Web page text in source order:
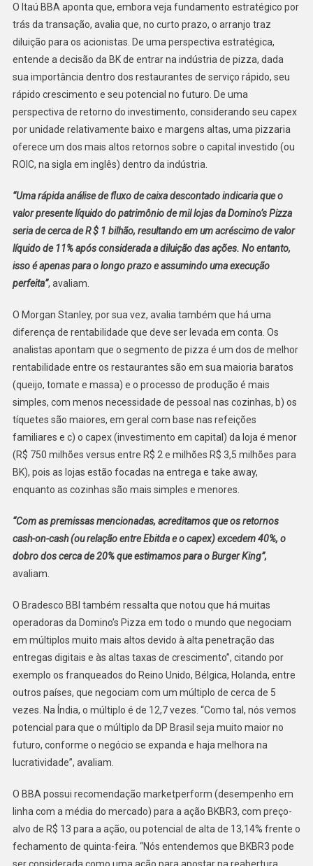
O Itaú BBA aponta que, embora veja fundamento estratégico por
trás da transação, avalia que, no curto prazo, o arranjo traz
diluição para os acionistas. De uma perspectiva estratégica,
entende a decisão da BK de entrar na indústria de pizza, dada
sua importância dentro dos restaurantes de serviço rápido, seu
rápido crescimento e seu potencial no futuro. De uma
perspectiva de retorno do investimento, considerando seu capex
por unidade relativamente baixo e margens altas, uma pizzaria
oferece um dos mais altos retornos sobre o capital investido (ou
ROIC, na sigla em inglês) dentro da indústria.
“Uma rápida análise de fluxo de caixa descontado indicaria que o
valor presente líquido do patrimônio de mil lojas da Domino’s Pizza
seria de cerca de R $ 1 bilhão, resultando em um acréscimo de valor
líquido de 11% após considerada a diluição das ações. No entanto,
isso é apenas para o longo prazo e assumindo uma execução
perfeita”, avaliam.
O Morgan Stanley, por sua vez, avalia também que há uma
diferença de rentabilidade que deve ser levada em conta. Os
analistas apontam que o segmento de pizza é um dos de melhor
rentabilidade entre os restaurantes são em sua maioria baratos
(queijo, tomate e massa) e o processo de produção é mais
simples, com menos necessidade de pessoal nas cozinhas, b) os
tíquetes são maiores, em geral com base nas refeições
familiares e c) o capex (investimento em capital) da loja é menor
(R$ 750 milhões versus entre R$ 2 e milhões R$ 3,5 milhões para
BK), pois as lojas estão focadas na entrega e take away,
enquanto as cozinhas são mais simples e menores.
“Com as premissas mencionadas, acreditamos que os retornos
cash-on-cash (ou relação entre Ebitda e o capex) excedem 40%, o
dobro dos cerca de 20% que estimamos para o Burger King”,
avaliam.
O Bradesco BBI também ressalta que notou que há muitas
operadoras da Domino’s Pizza em todo o mundo que negociam
em múltiplos muito mais altos devido à alta penetração das
entregas digitais e às altas taxas de crescimento”, citando por
exemplo os franqueados do Reino Unido, Bélgica, Holanda, entre
outros países, que negociam com um múltiplo de cerca de 5
vezes. Na Índia, o múltiplo é de 12,7 vezes. “Como tal, nós vemos
potencial para que o múltiplo da DP Brasil seja muito maior no
futuro, conforme o negócio se expanda e haja melhora na
lucratividade”, avaliam.
O BBA possui recomendação marketperform (desempenho em
linha com a média do mercado) para a ação BKBR3, com preço-
alvo de R$ 13 para a ação, ou potencial de alta de 13,14% frente o
fechamento de quinta-feira. “Nós entendemos que BKBR3 pode
ser considerada como uma ação para apostar na reabertura,